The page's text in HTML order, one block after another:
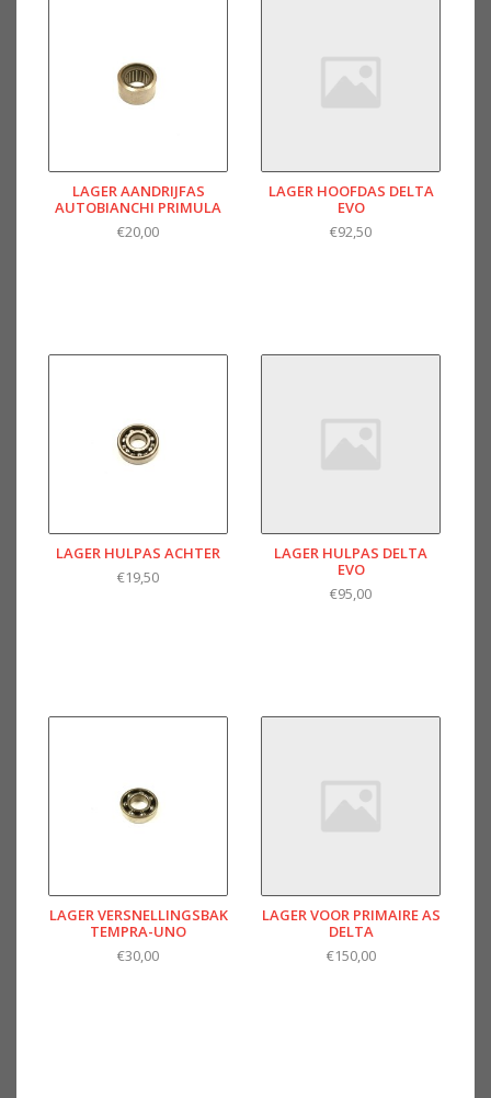
LAGER AANDRIJFAS
AUTOBIANCHI PRIMULA
€20,00
LAGER HOOFDAS DELTA
EVO
€92,50
LAGER HULPAS ACHTER
€19,50
LAGER HULPAS DELTA
EVO
€95,00
LAGER VERSNELLINGSBAK
TEMPRA-UNO
€30,00
LAGER VOOR PRIMAIRE AS
DELTA
€150,00